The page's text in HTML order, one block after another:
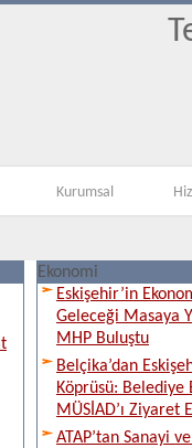
Kurumsal
Ekonomi
Eskişehir’in
Geleceği Masaya
MHP Buluştu
Belçika’dan
Köprüsü: Belediye
MÜSİAD’ı Ziyaret
ATAP’tan Sanayi